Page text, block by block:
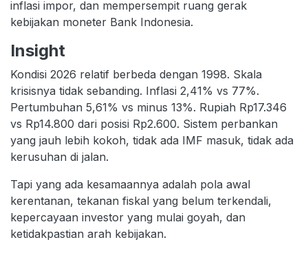
inflasi impor, dan mempersempit ruang gerak
kebijakan moneter Bank Indonesia.
Insight
Kondisi 2026 relatif berbeda dengan 1998. Skala
krisisnya tidak sebanding. Inflasi 2,41% vs 77%.
Pertumbuhan 5,61% vs minus 13%. Rupiah Rp17.346
vs Rp14.800 dari posisi Rp2.600. Sistem perbankan
yang jauh lebih kokoh, tidak ada IMF masuk, tidak ada
kerusuhan di jalan.
Tapi yang ada kesamaannya adalah pola awal
kerentanan, tekanan fiskal yang belum terkendali,
kepercayaan investor yang mulai goyah, dan
ketidakpastian arah kebijakan.